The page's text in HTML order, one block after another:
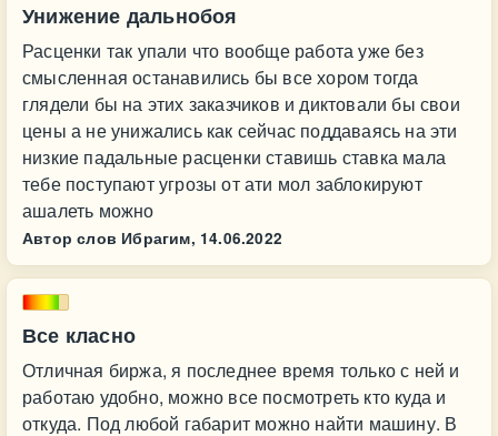
Унижение дальнобоя
Расценки так упали что вообще работа уже без
смысленная останавились бы все хором тогда
глядели бы на этих заказчиков и диктовали бы свои
цены а не унижались как сейчас поддаваясь на эти
низкие падальные расценки ставишь ставка мала
тебе поступают угрозы от ати мол заблокируют
ашалеть можно
Автор слов Ибрагим, 14.06.2022
Все класно
Отличная биржа, я последнее время только с ней и
работаю удобно, можно все посмотреть кто куда и
откуда. Под любой габарит можно найти машину. В